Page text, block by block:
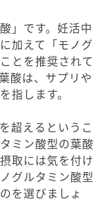
」です。妊活中
加えて「モノグ
とを推奨されて
酸は、サプリや
指します。
超えるというこ
ミン酸型の葉酸
取には気を付け
グルタミン酸型
を選びましょ